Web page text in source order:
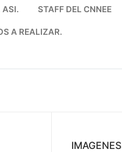
ASI. STAFF DEL CNNEE
A REALIZAR.
IMAGENES